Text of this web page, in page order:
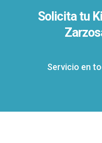
Solicita tu
Servicio en